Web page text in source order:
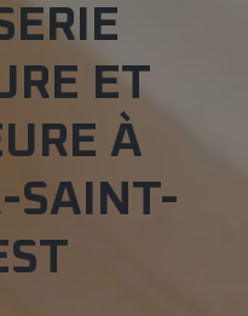
ET
À
SAINT-